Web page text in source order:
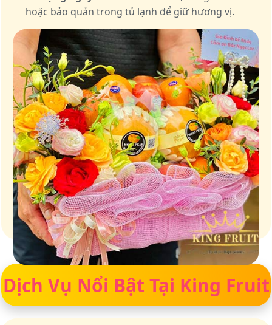
hoặc bảo quản trong tủ lạnh để giữ hương vị.
Giữ trọn vị ngọt của thiên nhiên
Dịch Vụ Nổi Bật Tại King Fruit